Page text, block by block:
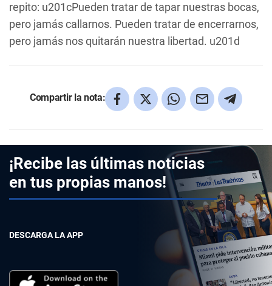
repito: u201cPueden tratar de tapar nuestras bocas,
pero jamás callarnos. Pueden tratar de encerrarnos,
pero jamás nos quitarán nuestra libertad. u201d
Compartir la nota:
¡Recibe las últimas noticias
en tus propias manos!
DESCARGA LA APP